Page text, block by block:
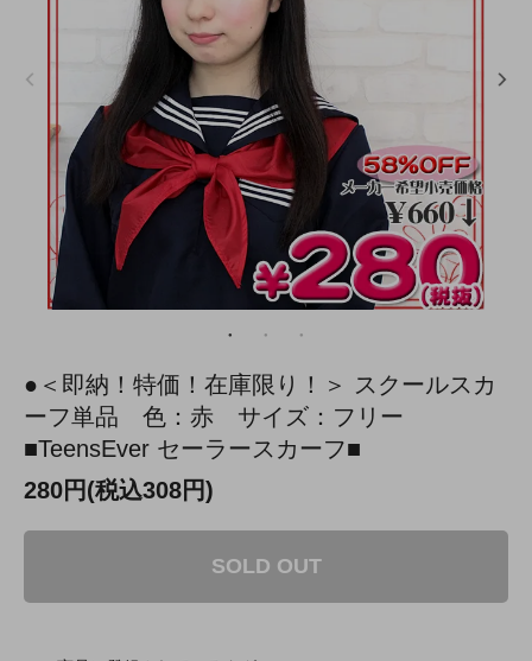
●＜即納！特価！在庫限り！＞ スクールスカ
ーフ単品 色：赤 サイズ：フリー
■TeensEver セーラースカーフ■
280円(税込308円)
SOLD OUT